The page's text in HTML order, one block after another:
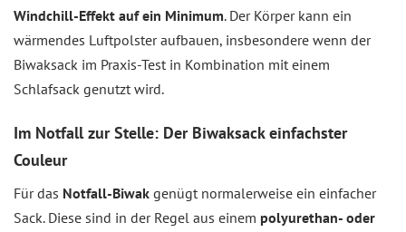
Windchill-Effekt auf ein Minimum. Der Körper kann ein
wärmendes Luftpolster aufbauen, insbesondere wenn der
Biwaksack im Praxis-Test in Kombination mit einem
Schlafsack genutzt wird.
Im Notfall zur Stelle: Der Biwaksack einfachster
Couleur
Für das Notfall-Biwak genügt normalerweise ein einfacher
Sack. Diese sind in der Regel aus einem polyurethan- oder